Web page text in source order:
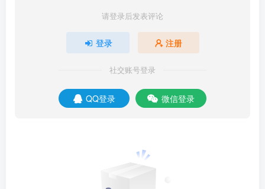
请登录后发表评论
登录 注册
社交账号登录
QQ登录 微信登录